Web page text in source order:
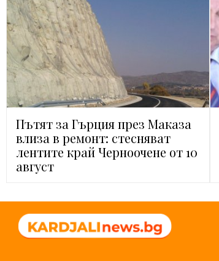
Пътят за Гърция през Маказа
влиза в ремонт: стесняват
лентите край Черноочене от 10
август